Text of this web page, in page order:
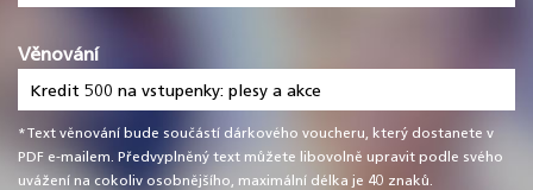
Věnování
*Text věnování bude součástí dárkového voucheru, který dostanete v
PDF e-mailem. Předvyplněný text můžete libovolně upravit podle svého
uvážení na cokoliv osobnějšího, maximální délka je 40 znaků.